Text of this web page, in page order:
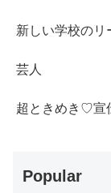
新しい学校のリ
芸人
超ときめき♡宣
Popular